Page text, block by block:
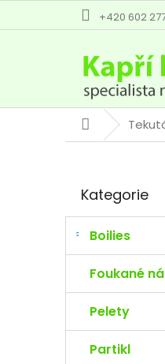
+420 602 277
Domů
r
n
í
kategorie
Kategorie
Boilies
Foukané
Pelety
Partikl